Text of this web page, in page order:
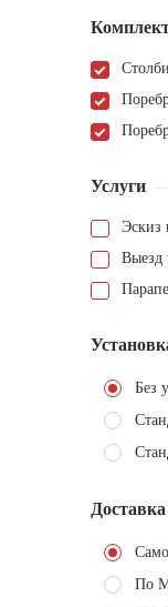
Услуги
Эскиз
Выезд
Без
Доставка
По